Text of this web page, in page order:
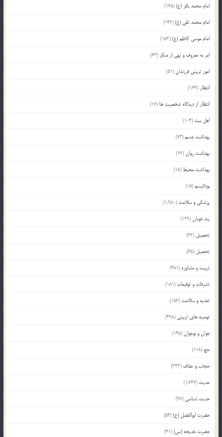
امام محمد باقر (ع)(165)
امام محمد تقی (ع)(146)
امام موسی کاظم (ع)(152)
امر به معروف و نهی از منکر (63)
امور تربیتی فرزندان(51)
انتظار (164)
انتظار از دیدگاه شخصیت ها (17)
اهل بیت (104)
بهداشت جسم(73)
بهداشت روان(26)
بهداشت محیط (18)
بودائیسم(15)
پزشکی و سلامت (1,980)
پند خوبان(129)
تحصیل (62)
تحصیل (65)
تربیت و مشاوره (481)
تشرفات و توقیعات (181)
تغذیه و سلامت (156)
توصیه های تربیتی (498)
جوان و نوجوان(148)
حج (118)
حجاب و عفاف (333)
حدیث (1,737)
حدیث شناسی (97)
حضرت ابوالفضل (ع)(54)
حضرت خدیجه (س)(41)